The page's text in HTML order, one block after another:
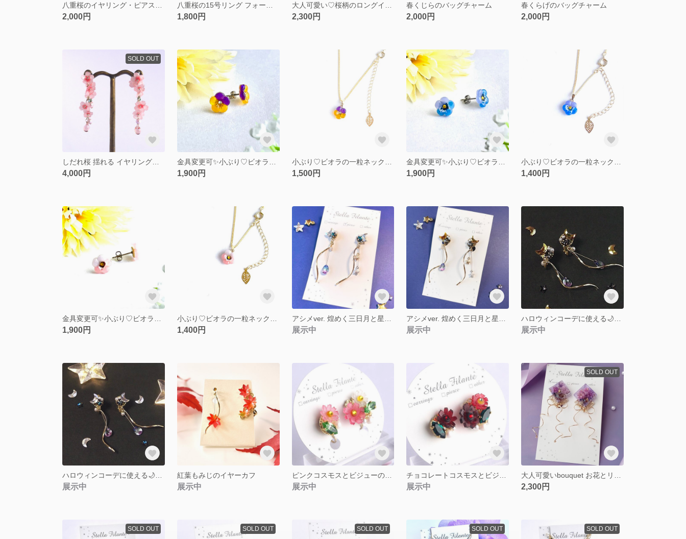
2,000円 1,800円 2,300円
春くじらのバッグチャーム
2,000円
春くらげのバッグチャーム
2,000円
SOLD OUT
4,000円 1,900円 1,500円 1,900円 1,400円
1,900円 1,400円 展示中 展示中 展示中
展示中
紅葉もみじのイヤーカフ
展示中
ピンクコスモスとビジューのアシンメトリーイヤリング・ピアス
展示中 展示中
SOLD OUT
2,300円
SOLD OUT SOLD OUT SOLD OUT SOLD OUT SOLD OUT